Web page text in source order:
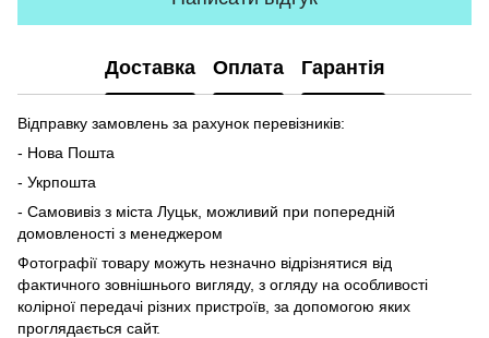
Доставка Оплата Гарантія
Відправку замовлень за рахунок перевізників:
- Нова Пошта
- Укрпошта
- Самовивіз з міста Луцьк, можливий при попередній
домовленості з менеджером
Фотографії товару можуть незначно відрізнятися від
фактичного зовнішнього вигляду, з огляду на особливості
колірної передачі різних пристроїв, за допомогою яких
проглядається сайт.